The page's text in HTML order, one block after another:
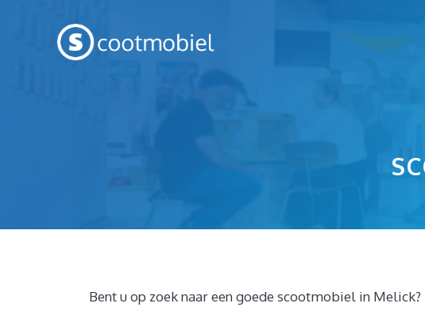
Bent u op zoek naar een goede scootmobiel in